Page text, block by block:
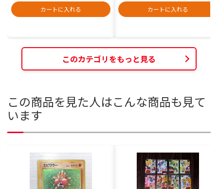
カートに入れる
カートに入れる
このカテゴリをもっと見る
この商品を見た人はこんな商品も見て
います